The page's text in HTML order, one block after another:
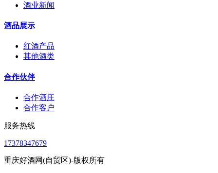
酒业新闻
酒品展示
红酒产品
其他酒类
合作伙伴
合作酒庄
合作客户
服务热线
17378347679
重庆好酒网(自贸区)-版权所有